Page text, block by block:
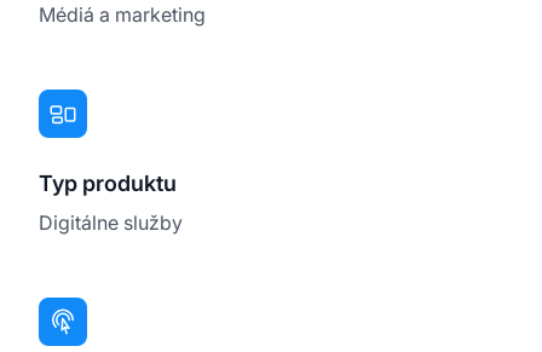
Médiá a marketing
Typ produktu
Digitálne služby